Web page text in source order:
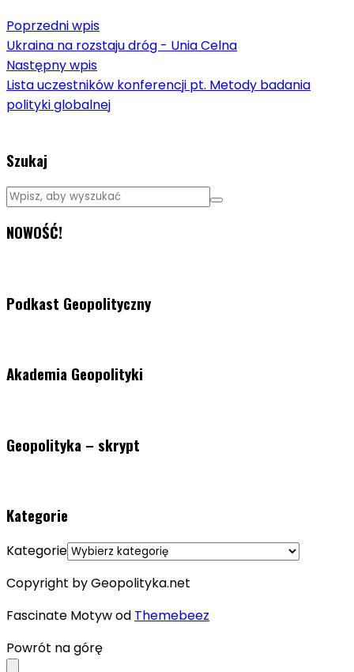
Poprzedni wpis
Ukraina na rozstaju dróg - Unia Celna
Następny wpis
Lista uczestników konferencji pt. Metody badania
polityki globalnej
Szukaj
NOWOŚĆ!
Podkast Geopolityczny
Akademia Geopolityki
Geopolityka – skrypt
Kategorie
Kategorie
Copyright by Geopolityka.net
Fascinate Motyw od Themebeez
Powrót na górę